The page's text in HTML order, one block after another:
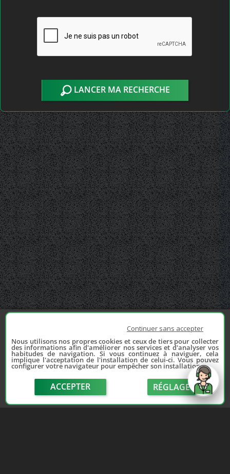
LANCER MA RECHERCHE
Continuer sans accepter
Nous utilisons nos propres cookies et ceux de tiers pour collecter
des informations afin d'améliorer nos services et d'analyser vos
habitudes de navigation. Si vous continuez à naviguer, cela
implique l'acceptation de l'installation de celui-ci. Vous pouvez
configurer votre navigateur pour empêcher son installation.
ACCEPTER RÉGLAGE